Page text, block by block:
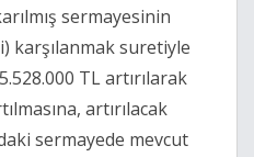
sermayesinin
karşılanmak suretiyle
TL artırılarak
artırılacak
sermayede mevcut